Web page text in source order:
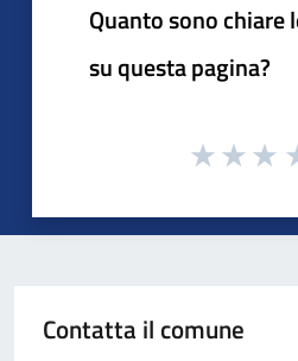
Quanto sono
su questa pagina?
Contatta il comune